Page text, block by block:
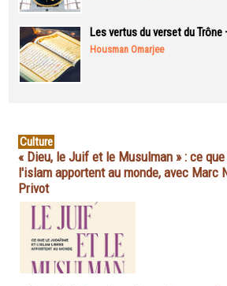
Les vertus du verset du
Housman Omarjee
Culture
« Dieu, le Juif et le Musulman » : ce
l'islam apportent au monde, avec Marc
Privot